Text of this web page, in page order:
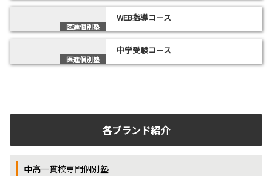
医進個別塾
WEB指導コース
医進個別塾
中学受験コース
各ブランド紹介
中高一貫校専門個別塾